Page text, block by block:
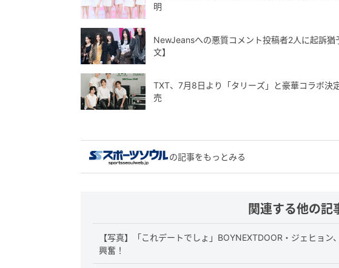
明
NewJeansへの悪質コメント投稿者2人に起訴
文】
TXT、7月8日より「タリーズ」と豪華コラボ決
売
の記事をもっとみる
関連する他の記
【写真】「これデートでしょ」BOYNEXTDOOR・ジェヒョ
興奮！